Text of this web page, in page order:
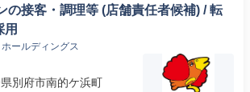
の接客・調理等 (店舗責任者候補) / 転
用
ールディングス
別府市南的ケ浜町